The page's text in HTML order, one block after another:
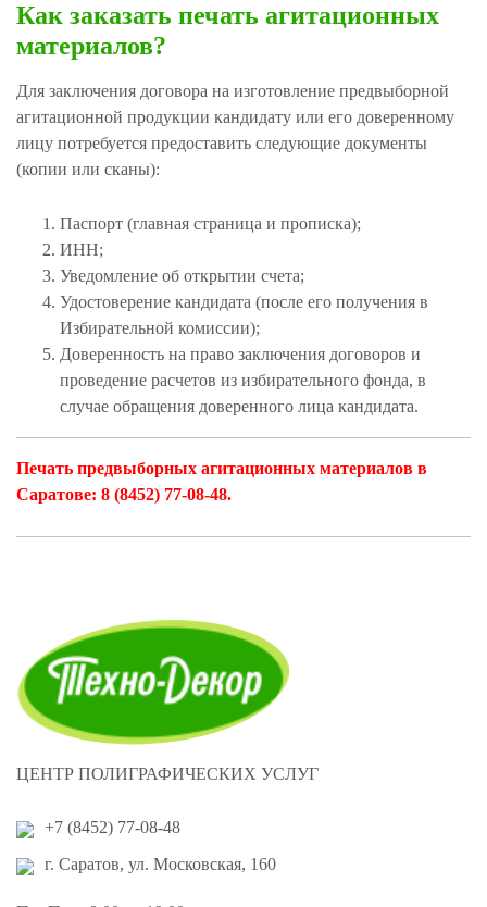
Как заказать печать агитационных
материалов?
Для заключения договора на изготовление предвыборной
агитационной продукции кандидату или его доверенному
лицу потребуется предоставить следующие документы
(копии или сканы):
Паспорт (главная страница и прописка);
ИНН;
Уведомление об открытии счета;
Удостоверение кандидата (после его получения в
Избирательной комиссии);
Доверенность на право заключения договоров и
проведение расчетов из избирательного фонда, в
случае обращения доверенного лица кандидата.
Печать предвыборных агитационных материалов в
Саратове: 8 (8452) 77-08-48.
ЦЕНТР ПОЛИГРАФИЧЕСКИХ УСЛУГ
+7 (8452) 77-08-48
г. Саратов, ул. Московская, 160